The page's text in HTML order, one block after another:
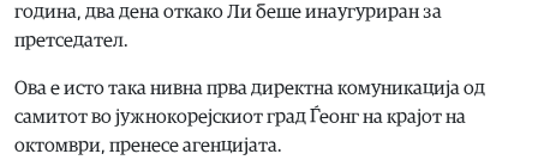
година, два дена откако Ли беше инаугуриран за
претседател.
Ова е исто така нивна прва директна комуникација од
самитот во јужнокорејскиот град Ѓеонг на крајот на
октомври, пренесе агенцијата.